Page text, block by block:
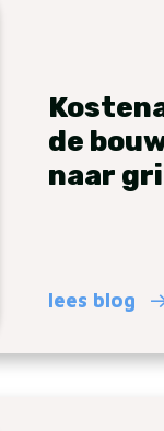
de
naar
lees blog